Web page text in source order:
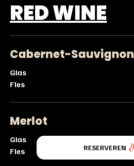
RED WINE
Cabernet-Sauvignon
Glas
Fles
Merlot
Glas
Fles
RESERVEREN